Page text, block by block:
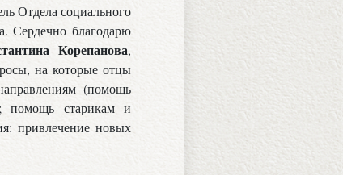
Отдела социального
Сердечно благодарю
Корепанова,
на которые отцы
(помощь
помощь старикам и
привлечение новых